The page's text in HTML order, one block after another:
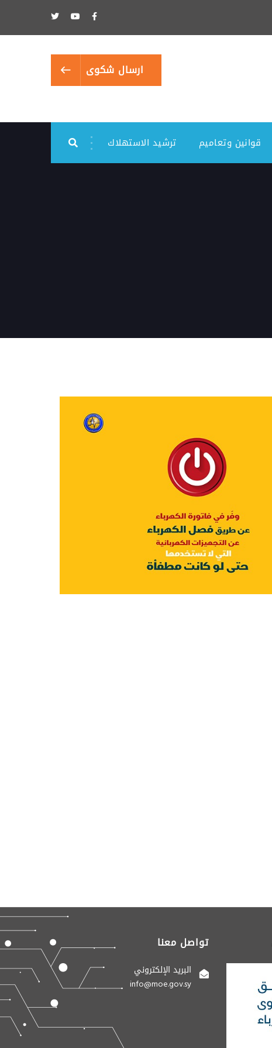
ارسال شكوى
قوانين وتعاميم ترشيد الاستهلاك
تواصل معنا
البريد الإلكتروني
info@moe.gov.sy